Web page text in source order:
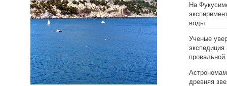
На
воды
Ученые
провальной
древняя